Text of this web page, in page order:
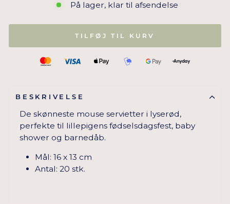
På lager, klar til afsendelse
TILFØJ TIL KURV
BESKRIVELSE
De skønneste mouse servietter i lyserød,
perfekte til lillepigens fødselsdagsfest, baby
shower og barnedåb.
Mål: 16 x 13 cm
Antal: 20 stk.